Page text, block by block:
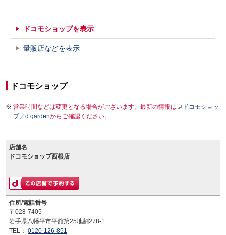
ドコモショップを表示
量販店などを表示
ドコモショップ
営業時間などは変更となる場合がございます。最新の情報は
ドコモショッ
プ／d gardenからご確認ください。
店舗名
ドコモショップ西根店
住所/電話番号
〒028-7405
岩手県八幡平市平舘第25地割278-1
TEL： 0120-126-851